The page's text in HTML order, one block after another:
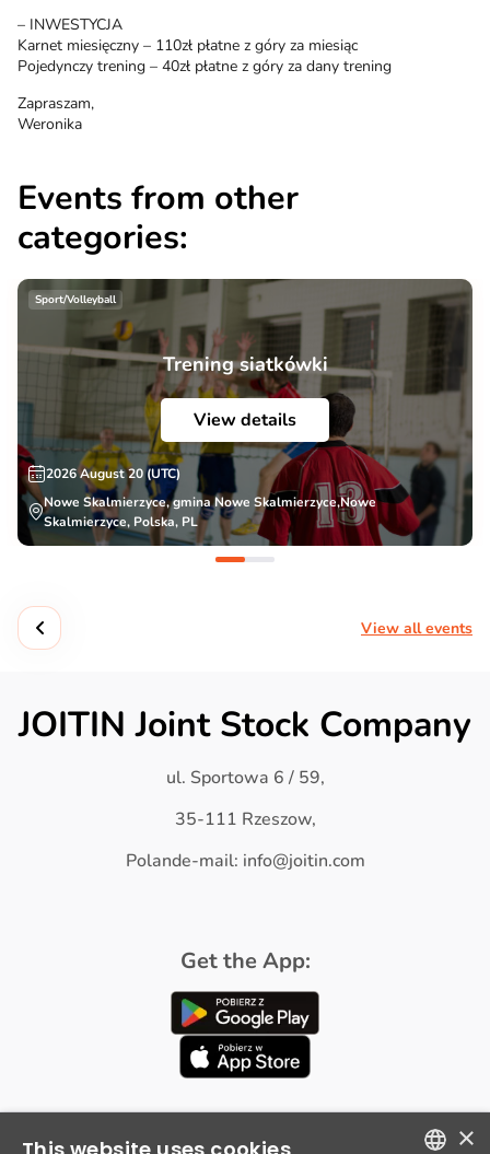
– INWESTYCJA
Karnet miesięczny – 110zł płatne z góry za miesiąc
Pojedynczy trening – 40zł płatne z góry za dany trening
Zapraszam,
Weronika
Events from other
categories:
Sport/Volleyball
Trening siatkówki
View details
2026 August 20 (UTC)
Nowe Skalmierzyce, gmina Nowe Skalmierzyce,Nowe
Skalmierzyce, Polska, PL
View all events
JOITIN Joint Stock Company
ul. Sportowa 6 / 59,
35-111 Rzeszow,
Polande-mail: info@joitin.com
Get the App:
×